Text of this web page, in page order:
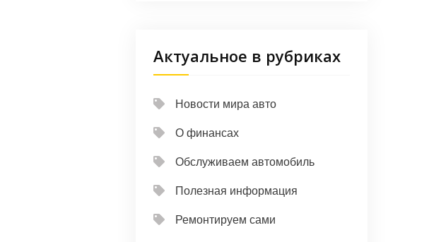
Актуальное в рубриках
Новости мира авто
О финансах
Обслуживаем автомобиль
Полезная информация
Ремонтируем сами